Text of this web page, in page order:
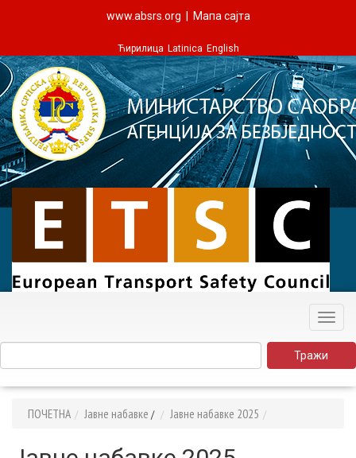
www.absrs.org Мапа сајта
Ћирилица Latinica English
ПОЧЕТНА Jaвне набавке / Јавне набавке 2025